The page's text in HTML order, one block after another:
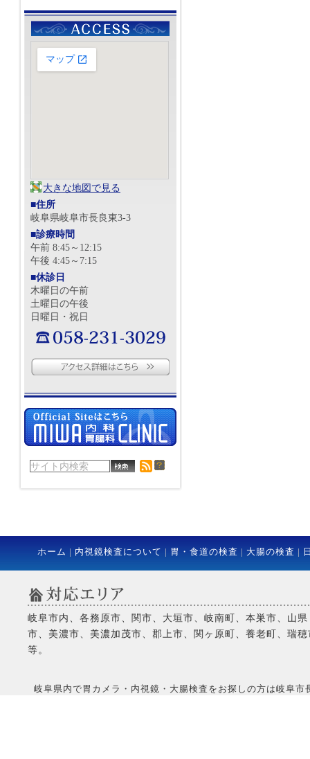
大きな地図で見る
■住所
岐阜県岐阜市長良東3-3
■診療時間
午前 8:45～12:15
午後 4:45～7:15
■休診日
木曜日の午前
土曜日の午後
日曜日・祝日
ホーム | 内視鏡検査について | 胃・食道の検査 | 大腸の検査 |
岐阜市内、各務原市、関市、大垣市、岐南町、本巣市、山県
市、美濃市、美濃加茂市、郡上市、関ヶ原町、養老町、瑞穂
等。
岐阜県内で胃カメラ・内視鏡・大腸検査をお探しの方は岐阜